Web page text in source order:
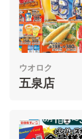
ウオロク
五泉店